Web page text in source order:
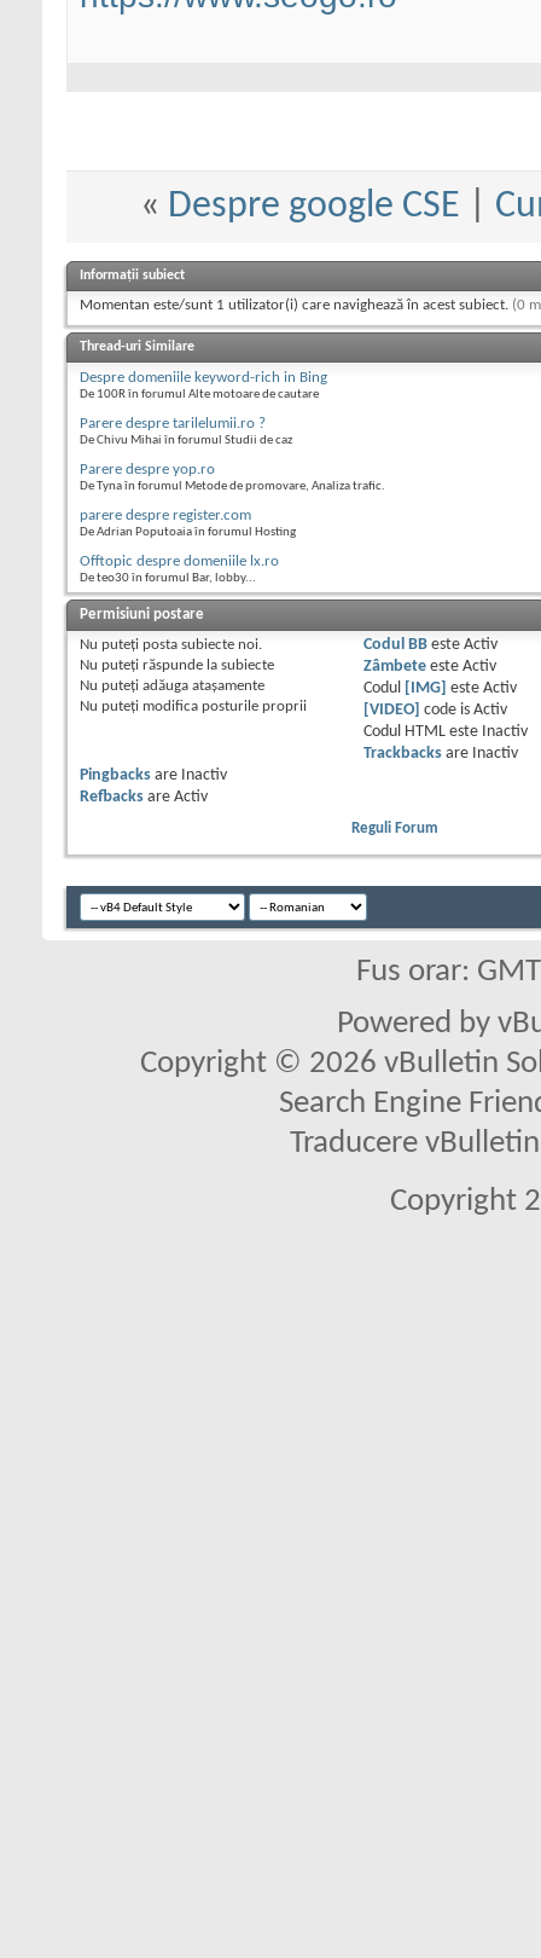
« Despre google CSE
Informații subiect
Momentan este/sunt 1 utilizator(i) care navighează în acest subiect. (0
Thread-uri Similare
Despre domeniile keyword-rich in Bing
De 100R în forumul Alte motoare de cautare
Parere despre tarilelumii.ro ?
De Chivu Mihai în forumul Studii de caz
Parere despre yop.ro
De Tyna în forumul Metode de promovare, Analiza trafic.
parere despre register.com
De Adrian Poputoaia în forumul Hosting
Offtopic despre domeniile lx.ro
De teo30 în forumul Bar, lobby...
Permisiuni postare
Nu puteţi posta subiecte noi.
Nu puteţi răspunde la subiecte
Nu puteţi adăuga ataşamente
Nu puteţi modifica posturile proprii
Codul BBeste Activ
Zâmbeteeste Activ
Codul
[IMG] este Activ
[VIDEO] code is Activ
Codul HTML este
Inactiv
Trackbacksare
Inactiv
Pingbacks are
Inactiv
Refbacks are Activ
Reguli Forum
Fus orar:
Powered by
Copyright © 2026 vBulletin
Search Engine
Traducere
Copyright